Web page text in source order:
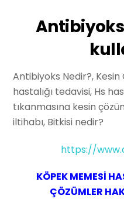
Antibiyoks
Antibiyoks Nedir?,
hastalığı tedavisi, Hs
tıkanmasına kesin
iltihabı, Bitkisi nedir?
https://
KÖPEK MEMESİ
ÇÖZÜMLER